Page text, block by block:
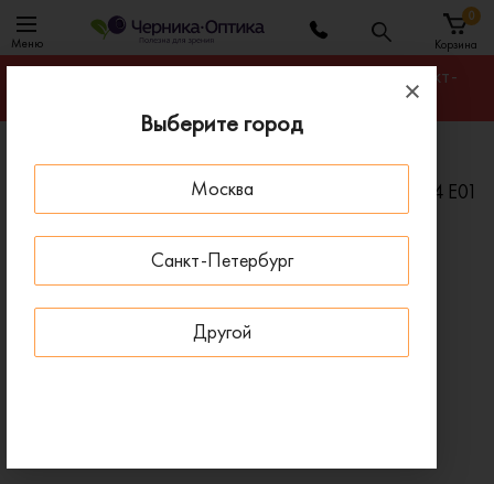
Выберите город
Москва
Санкт-Петербург
Другой
Меню Корзина
0
Гарантируем лучшую цену на любую оправу в Санкт-
Главная
Солнцезащитные очки
Солнцезащитные очки ANA HICKMANN AH9464 E01
ПОД ЗАКАЗ